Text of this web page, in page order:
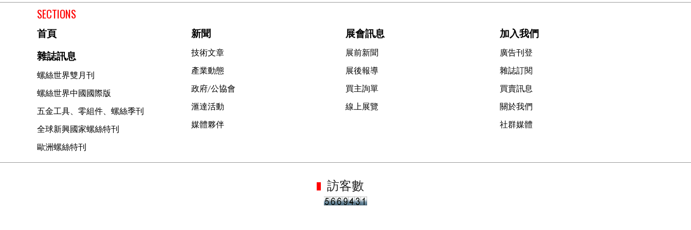
SECTIONS
首頁
雜誌訊息
螺絲世界雙月刊
螺絲世界中國國際版
五金工具、零組件、螺絲季刊
全球新興國家螺絲特刊
歐洲螺絲特刊
新聞
技術文章
產業動態
政府/公協會
滙達活動
媒體夥伴
展會訊息
展前新聞
展後報導
買主詢單
線上展覽
加入我們
廣告刊登
雜誌訂閱
買賣訊息
關於我們
社群媒體
訪客數